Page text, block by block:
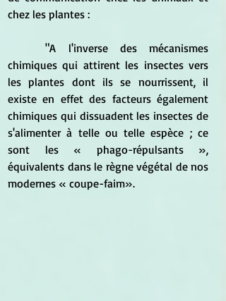
chez les plantes :
	"A l'inverse des mécanismes
chimiques qui attirent les insectes vers
les plantes dont ils se nourrissent, il
existe en effet des facteurs également
chimiques qui dissuadent les insectes de
s'alimenter à telle ou telle espèce ; ce
sont les « phago-répulsants »,
équivalents dans le règne végétal de nos
modernes « coupe-faim».